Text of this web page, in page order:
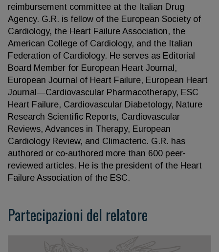
reimbursement committee at the Italian Drug
Agency. G.R. is fellow of the European Society of
Cardiology, the Heart Failure Association, the
American College of Cardiology, and the Italian
Federation of Cardiology. He serves as Editorial
Board Member for European Heart Journal,
European Journal of Heart Failure, European Heart
Journal—Cardiovascular Pharmacotherapy, ESC
Heart Failure, Cardiovascular Diabetology, Nature
Research Scientific Reports, Cardiovascular
Reviews, Advances in Therapy, European
Cardiology Review, and Climacteric. G.R. has
authored or co-authored more than 600 peer-
reviewed articles. He is the president of the Heart
Failure Association of the ESC.
Partecipazioni del relatore